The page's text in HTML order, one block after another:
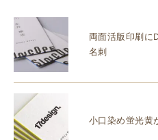
両面活版印刷に
名刺
小口染め蛍光黄